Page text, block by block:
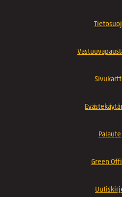
Palaute
Green